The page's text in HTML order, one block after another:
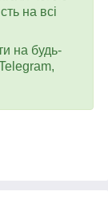
на всі
на будь-